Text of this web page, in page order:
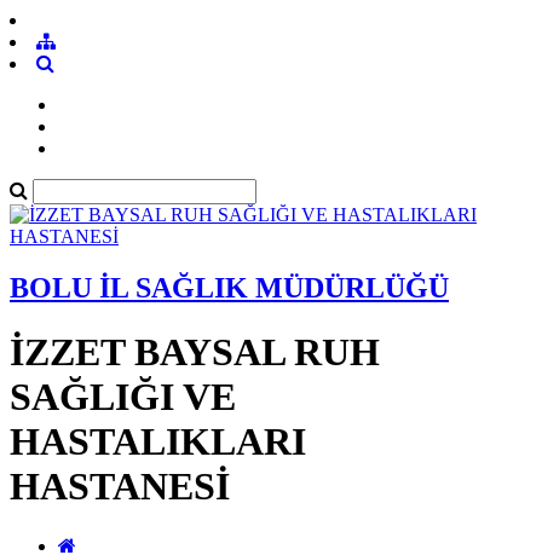
BOLU İL SAĞLIK MÜDÜRLÜĞÜ
İZZET BAYSAL RUH
SAĞLIĞI VE
HASTALIKLARI
HASTANESİ